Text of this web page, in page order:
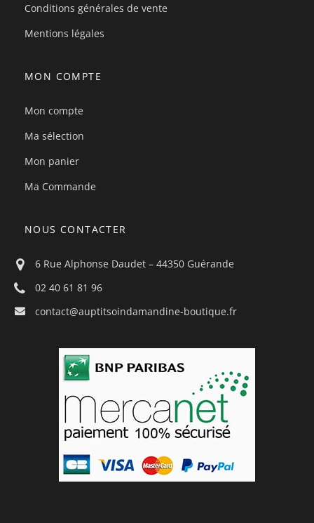
Conditions générales de vente
Mentions légales
MON COMPTE
Mon compte
Ma sélection
Mon panier
Ma Commande
NOUS CONTACTER
6 Rue Alphonse Daudet – 44350 Guérande
02 40 61 81 96
contact@auptitsoindamandine-boutique.fr